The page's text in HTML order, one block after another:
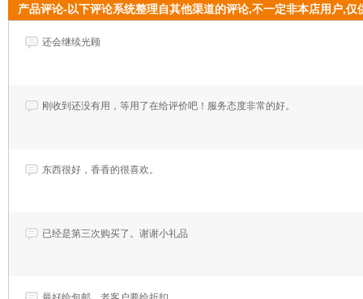
产品评论-以下评论系统整理自其他渠道的评论,不一定非本店用户,
还会继续光顾
刚收到还没有用，等用了在给评价吧！服务态度非常的好。
东西很好，香香的很喜欢。
已经是第三次购买了。谢谢小礼品